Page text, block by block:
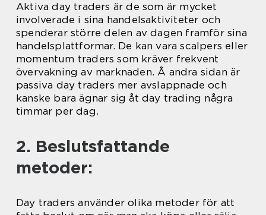
Aktiva day traders är de som är mycket
involverade i sina handelsaktiviteter och
spenderar större delen av dagen framför sina
handelsplattformar. De kan vara scalpers eller
momentum traders som kräver frekvent
övervakning av marknaden. Å andra sidan är
passiva day traders mer avslappnade och
kanske bara ägnar sig åt day trading några
timmar per dag.
2. Beslutsfattande
metoder:
Day traders använder olika metoder för att